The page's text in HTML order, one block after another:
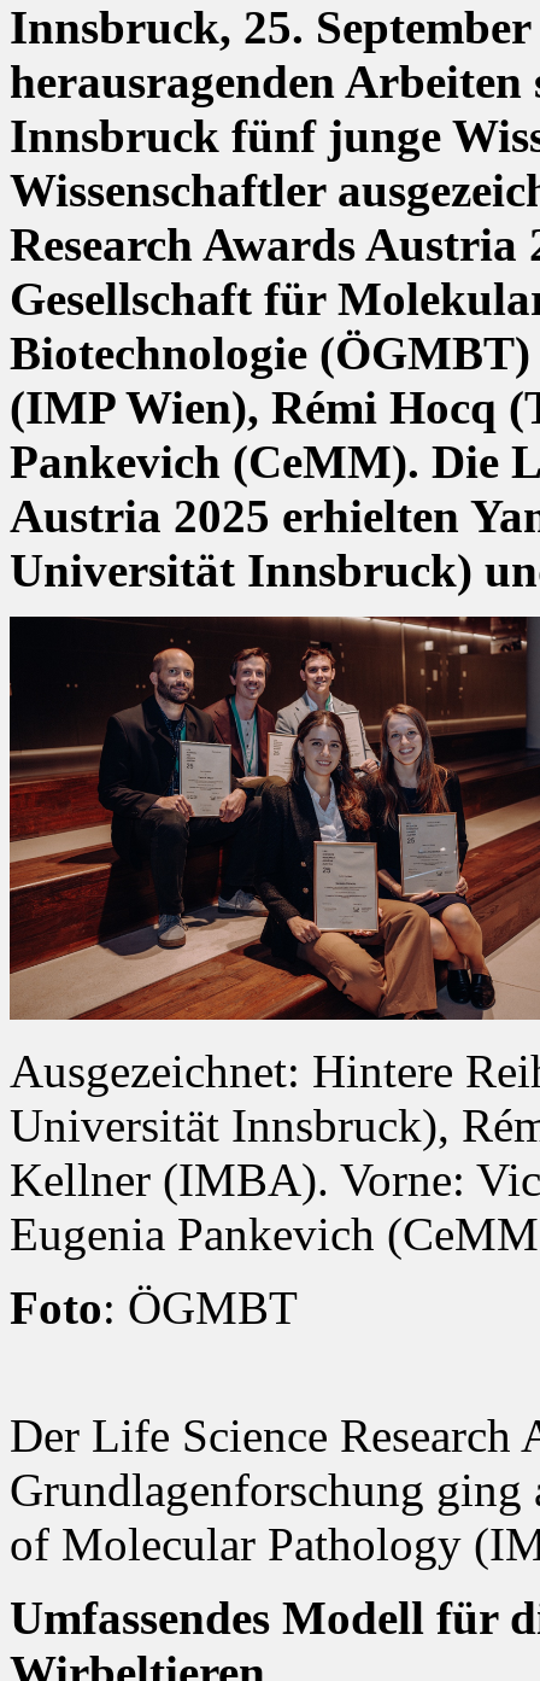
Innsbruck, 25.
herausragenden
Innsbruck fünf junge
Wissenschaftler
Research Awards Austria
Gesellschaft für
Biotechnologie
(IMP Wien), Rémi Hocq
Pankevich (CeMM). Die
Austria 2025 erhielten
Universität Innsbruck)
Ausgezeichnet: Hintere
Universität Innsbruck),
Kellner (IMBA). Vorne:
Eugenia Pankevich
Foto: ÖGMBT
Der Life Science
Grundlagenforschung
of Molecular Pathology
Umfassendes Modell für